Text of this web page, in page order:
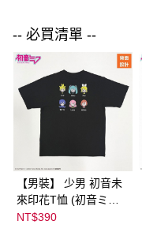
-- 必買清單 --
【男裝】 少男 初音未
來印花T恤 (初音ミク)
｜
NT$390